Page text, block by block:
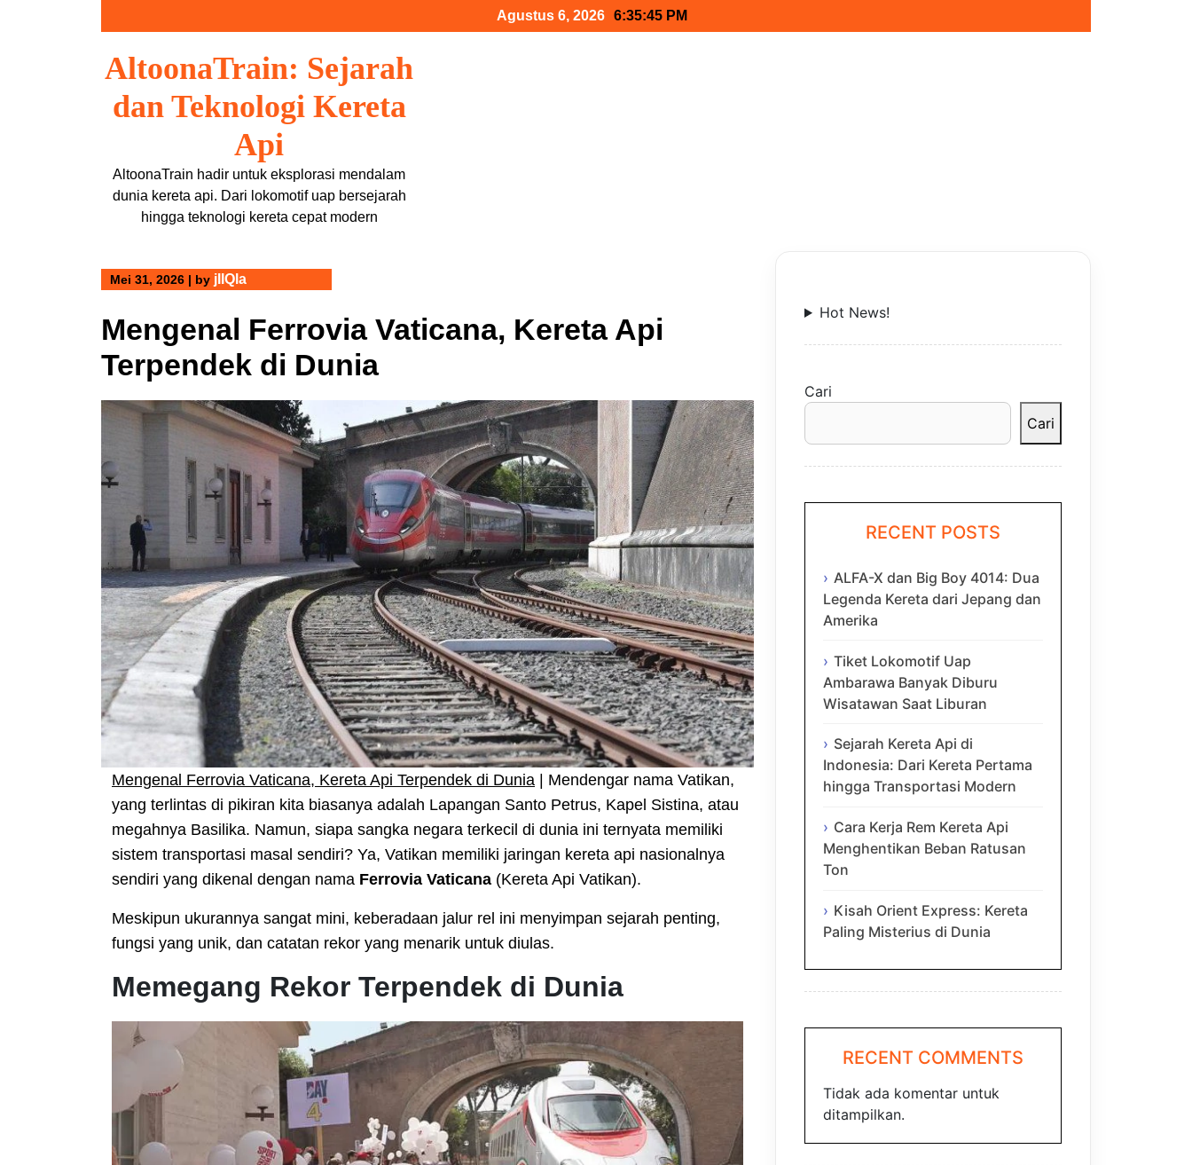
Agustus 6, 2026 6:35:46 PM
AltoonaTrain: Sejarah
dan Teknologi Kereta
Api
AltoonaTrain hadir untuk eksplorasi mendalam
dunia kereta api. Dari lokomotif uap bersejarah
hingga teknologi kereta cepat modern
Mei 31, 2026 | by jIIQla
Mengenal Ferrovia Vaticana, Kereta Api
Terpendek di Dunia
Mengenal Ferrovia Vaticana, Kereta Api Terpendek di Dunia | Mendengar nama Vatikan,
yang terlintas di pikiran kita biasanya adalah Lapangan Santo Petrus, Kapel Sistina, atau
megahnya Basilika. Namun, siapa sangka negara terkecil di dunia ini ternyata memiliki
sistem transportasi masal sendiri? Ya, Vatikan memiliki jaringan kereta api nasionalnya
sendiri yang dikenal dengan nama Ferrovia Vaticana (Kereta Api Vatikan).
Meskipun ukurannya sangat mini, keberadaan jalur rel ini menyimpan sejarah penting,
fungsi yang unik, dan catatan rekor yang menarik untuk diulas.
Memegang Rekor Terpendek di Dunia
Hot News!
Cari
Cari
RECENT POSTS
ALFA-X dan Big Boy 4014: Dua
Legenda Kereta dari Jepang dan
Amerika
Tiket Lokomotif Uap
Ambarawa Banyak Diburu
Wisatawan Saat Liburan
Sejarah Kereta Api di
Indonesia: Dari Kereta Pertama
hingga Transportasi Modern
Cara Kerja Rem Kereta Api
Menghentikan Beban Ratusan
Ton
Kisah Orient Express: Kereta
Paling Misterius di Dunia
RECENT COMMENTS
Tidak ada komentar untuk
ditampilkan.